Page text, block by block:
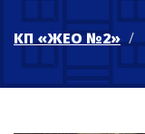
КП «ЖЕО №2»